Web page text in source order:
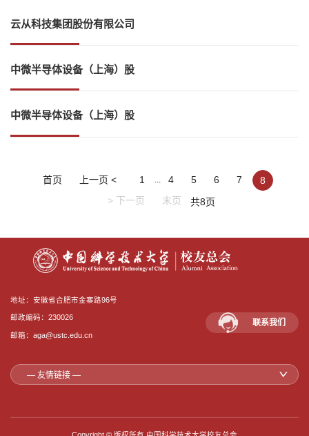
云从科技集团股份有限公司
中微半导体设备（上海）股
中微半导体设备（上海）股
首页 上一页 < 1 ... 4 5 6 7
8
> 下一页
末页 共8页
地址：安徽省合肥市金寨路96号
邮政编码：230026
邮箱：aga@ustc.edu.cn
联系我们
— 友情链接 —